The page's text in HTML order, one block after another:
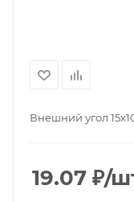
Внешний угол
19.07 ₽/